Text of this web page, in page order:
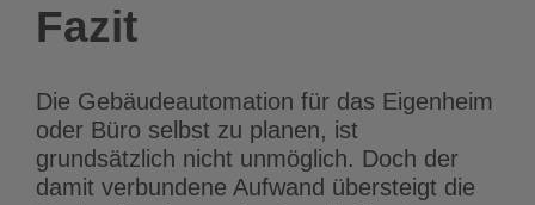
Fazit
Die Gebäudeautomation für das Eigenheim
oder Büro selbst zu planen, ist
grundsätzlich nicht unmöglich. Doch der
damit verbundene Aufwand übersteigt die